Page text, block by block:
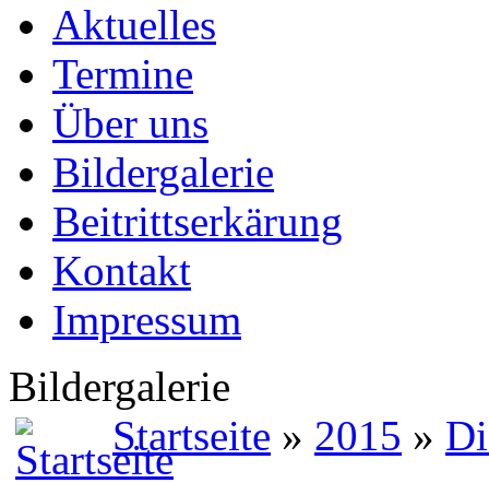
Aktuelles
Termine
Über uns
Bildergalerie
Beitrittserkärung
Kontakt
Impressum
Bildergalerie
Startseite » 2015 »